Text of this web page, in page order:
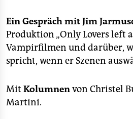
Ein Gespräch mit Jim
Produktion „Only Lovers left
Vampirfilmen und darüber,
spricht, wenn er Szenen
Mit Kolumnenvon Christel
Martini.